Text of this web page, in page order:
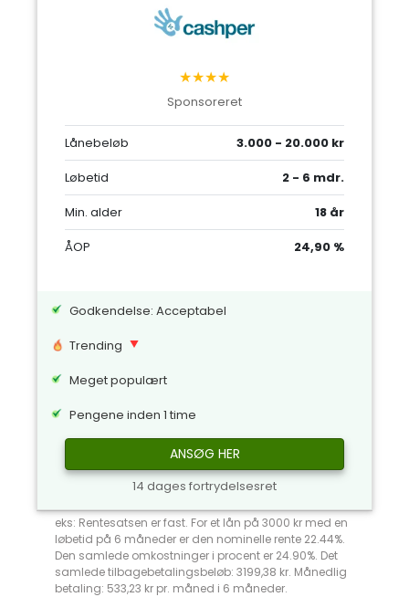
★★★★
Sponsoreret
Lånebeløb
3.000 - 20.000 kr
Løbetid
2 - 6 mdr.
Min. alder
18 år
ÅOP
24,90 %
Godkendelse: Acceptabel
Trending
Meget populært
Pengene inden 1 time
ANSØG HER
14 dages fortrydelsesret
eks: Rentesatsen er fast. For et lån på 3000 kr med en
løbetid på 6 måneder er den nominelle rente 22.44%.
Den samlede omkostninger i procent er 24.90%. Det
samlede tilbagebetalingsbeløb: 3199,38 kr. Månedlig
betaling: 533,23 kr pr. måned i 6 måneder.